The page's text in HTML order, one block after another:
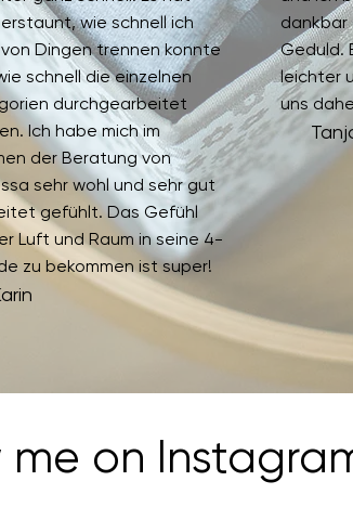
wie schnell ich
Dingen trennen konnte
schnell die einzelnen
durchgearbeitet
Ich habe mich im
der Beratung von
sehr wohl und sehr gut
gefühlt. Das Gefühl
Luft und Raum in seine 4-
zu bekommen ist super!
dankbar
Geduld.
leichter
uns
me on